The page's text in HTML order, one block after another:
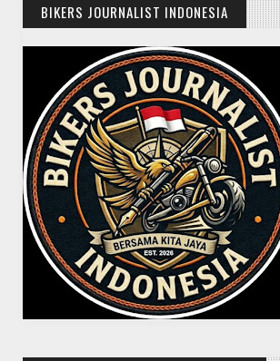
BIKERS JOURNALIST INDONESIA